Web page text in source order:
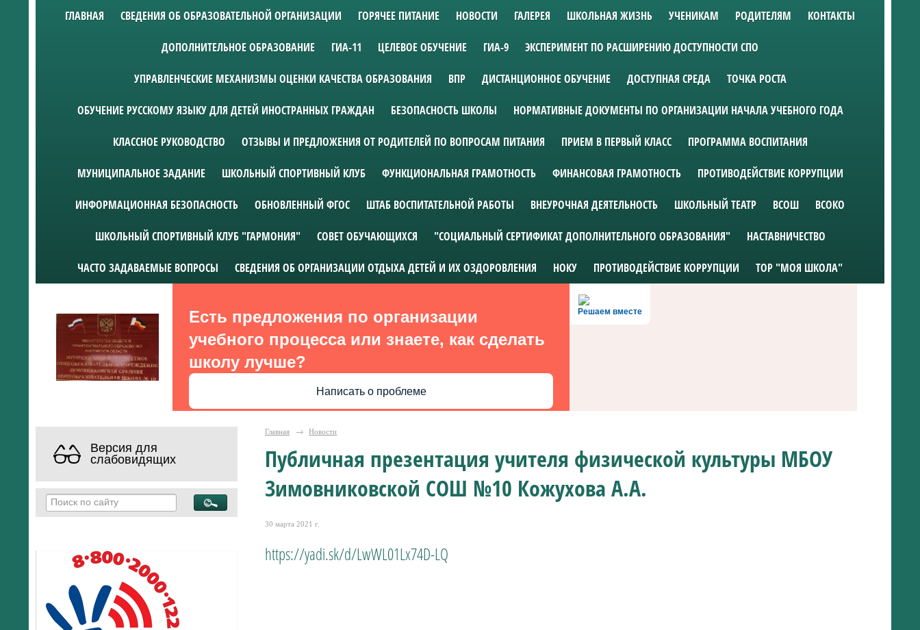
ГЛАВНАЯ СВЕДЕНИЯ ОБ ОБРАЗОВАТЕЛЬНОЙ ОРГАНИЗАЦИИ ГОРЯЧЕЕ ПИТАНИЕ НОВОСТИ ГАЛЕРЕЯ ШКОЛЬНАЯ ЖИЗНЬ УЧЕНИКАМ РОДИТЕЛЯМ КОНТАКТЫ
ДОПОЛНИТЕЛЬНОЕ ОБРАЗОВАНИЕ ГИА-11 ЦЕЛЕВОЕ ОБУЧЕНИЕ ГИА-9 ЭКСПЕРИМЕНТ ПО РАСШИРЕНИЮ ДОСТУПНОСТИ СПО
УПРАВЛЕНЧЕСКИЕ МЕХАНИЗМЫ ОЦЕНКИ КАЧЕСТВА ОБРАЗОВАНИЯ ВПР ДИСТАНЦИОННОЕ ОБУЧЕНИЕ ДОСТУПНАЯ СРЕДА ТОЧКА РОСТА
ОБУЧЕНИЕ РУССКОМУ ЯЗЫКУ ДЛЯ ДЕТЕЙ ИНОСТРАННЫХ ГРАЖДАН БЕЗОПАСНОСТЬ ШКОЛЫ НОРМАТИВНЫЕ ДОКУМЕНТЫ ПО ОРГАНИЗАЦИИ НАЧАЛА УЧЕБНОГО ГОДА
КЛАССНОЕ РУКОВОДСТВО ОТЗЫВЫ И ПРЕДЛОЖЕНИЯ ОТ РОДИТЕЛЕЙ ПО ВОПРОСАМ ПИТАНИЯ ПРИЕМ В ПЕРВЫЙ КЛАСС ПРОГРАММА ВОСПИТАНИЯ
МУНИЦИПАЛЬНОЕ ЗАДАНИЕ ШКОЛЬНЫЙ СПОРТИВНЫЙ КЛУБ ФУНКЦИОНАЛЬНАЯ ГРАМОТНОСТЬ ФИНАНСОВАЯ ГРАМОТНОСТЬ ПРОТИВОДЕЙСТВИЕ КОРРУПЦИИ
ИНФОРМАЦИОННАЯ БЕЗОПАСНОСТЬ ОБНОВЛЕННЫЙ ФГОС ШТАБ ВОСПИТАТЕЛЬНОЙ РАБОТЫ ВНЕУРОЧНАЯ ДЕЯТЕЛЬНОСТЬ ШКОЛЬНЫЙ ТЕАТР ВСОШ ВСОКО
ШКОЛЬНЫЙ СПОРТИВНЫЙ КЛУБ "ГАРМОНИЯ" СОВЕТ ОБУЧАЮЩИХСЯ "СОЦИАЛЬНЫЙ СЕРТИФИКАТ ДОПОЛНИТЕЛЬНОГО ОБРАЗОВАНИЯ" НАСТАВНИЧЕСТВО
ЧАСТО ЗАДАВАЕМЫЕ ВОПРОСЫ СВЕДЕНИЯ ОБ ОРГАНИЗАЦИИ ОТДЫХА ДЕТЕЙ И ИХ ОЗДОРОВЛЕНИЯ НОКУ ПРОТИВОДЕЙСТВИЕ КОРРУПЦИИ ТОР "МОЯ ШКОЛА"
Решаем вместе
Есть предложения по организации
учебного процесса или знаете, как сделать
школу лучше?
Написать о проблеме
Версия для
слабовидящих
Главная → Новости
Публичная презентация учителя физической культуры МБОУ
Зимовниковской СОШ №10 Кожухова А.А.
30 марта 2021 г.
https://yadi.sk/d/LwWL01Lx74D-LQ